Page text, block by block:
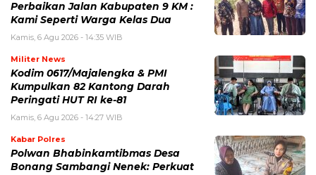
Perbaikan Jalan Kabupaten 9 KM :
Kami Seperti Warga Kelas Dua
Kamis, 6 Agu 2026 - 14:35 WIB
Militer News
Kodim 0617/Majalengka & PMI
Kumpulkan 82 Kantong Darah
Peringati HUT RI ke-81
Kamis, 6 Agu 2026 - 14:27 WIB
Kabar Polres
Polwan Bhabinkamtibmas Desa
Bonang Sambangi Nenek: Perkuat